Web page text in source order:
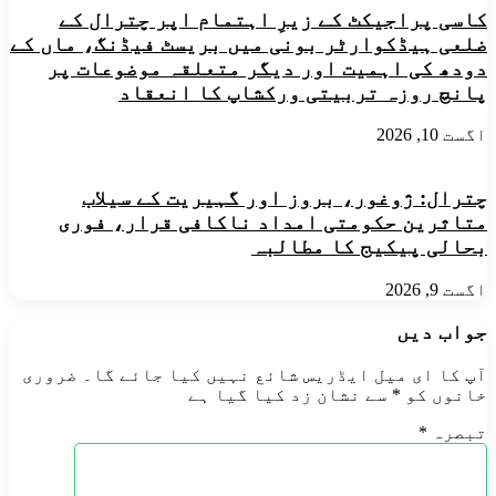
کاسی پراجیکٹ کے زیرِ اہتمام اپر چترال کے
ضلعی ہیڈکوارٹر بونی میں بریسٹ فیڈنگ، ماں کے
دودھ کی اہمیت اور دیگر متعلقہ موضوعات پر
پانچ روزہ تربیتی ورکشاپ کا انعقاد
اگست 10, 2026
چترال: ژوغور، بروز اور گہیریت کے سیلاب
متاثرین حکومتی امداد ناکافی قرار، فوری
بحالی پیکیج کا مطالبہ
اگست 9, 2026
جواب دیں
آپ کا ای میل ایڈریس شائع نہیں کیا جائے گا۔
ضروری
خانوں کو * سے نشان زد کیا گیا ہے
تبصرہ *